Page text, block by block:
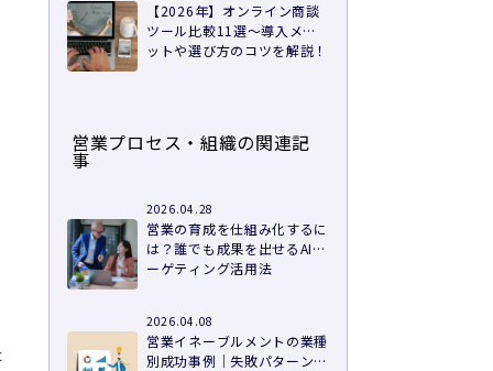
【2026年】オンライン商談
ツール比較11選〜導入メリ
ットや選び方のコツを解説！
営業プロセス・組織の関連記
事
2026.04.28
営業の育成を仕組み化するに
は？誰でも成果を出せるAIタ
ーゲティング活用法
2026.04.08
営業イネーブルメントの業種
別成功事例｜失敗パターンの